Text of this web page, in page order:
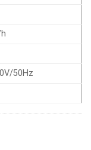
50Hz